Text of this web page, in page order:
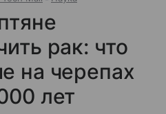
рак: что
на черепах
лет